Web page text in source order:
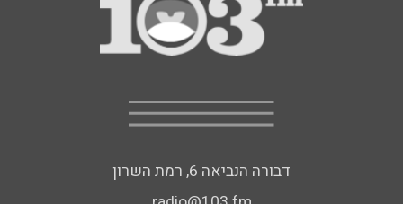
דבורה הנביאה 6, רמת השרון